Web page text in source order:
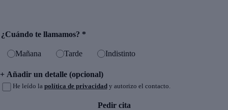
¿Cuándo te llamamos? *
Mañana Tarde Indistinto
+ Añadir un detalle (opcional)
He leído la política de privacidad y autorizo el contacto.
Pedir cita